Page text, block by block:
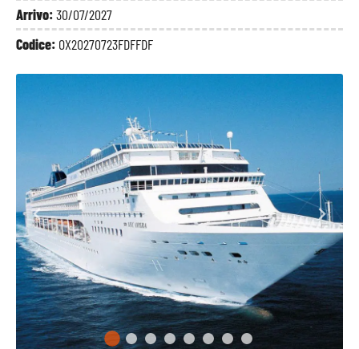
Arrivo:30/07/2027
Codice: OX20270723FDFFDF